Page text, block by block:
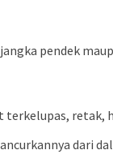
pendek
terkelupas, retak,
dari